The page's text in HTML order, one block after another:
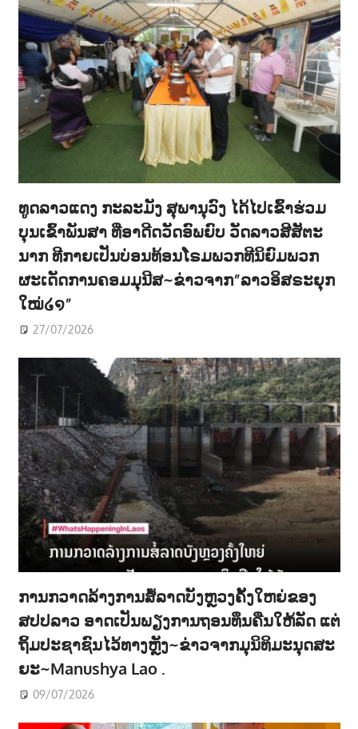
ທູດລາວແດງ ກະລະມັງ ສຸພານຸວົງ ໄດ້ໄປເຂົ້າຮ່ວມ
ບຸນເຂົ້າພັນສາ ທີ່ອາດີດວັດອົພຍົບ ວັດລາວສີສັຕະ
ນາກ ທີກາຍເປັນບ່ອນທ້ອນໂຣມພວກທີນິຍົມພວກ
ຜະເດັດການຄອມມຸນີສ~ຂ່າວຈາກ”ລາວອິສຣະຍຸກ
ໃໝ່໒໑”
27/07/2026
ການກວາດລ້າງການສໍ້ລາດບັງຫຼວງຄັ້ງໃຫຍ່ຂອງ
ສປປລາວ ອາດເປັນພຽງການຖອນທຶນຄືນໃຫ້ລັດ ແຕ່
ຖິ້ມປະຊາຊົນໄວ້ທາງຫຼັງ~ຂ່າວຈາກມຸນິທິມະນຸດສະ
ຍະ~Manushya Lao .
09/07/2026